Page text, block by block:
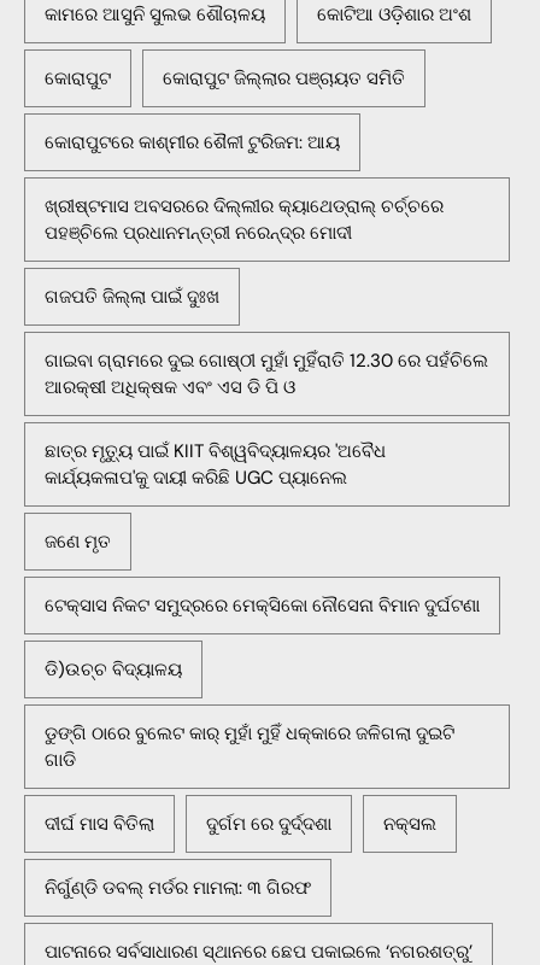
କାମରେ ଆସୁନି ସୁଲଭ ଶୌଚାଳୟ କୋଟିଆ ଓଡ଼ିଶାର ଅଂଶ
କୋରାପୁଟ କୋରାପୁଟ ଜିଲ୍ଲାର ପଞ୍ଚାୟତ ସମିତି
କୋରାପୁଟରେ କାଶ୍ମୀର ଶୈଳୀ ଟୁରିଜମ: ଆୟ
ଖ୍ରୀଷ୍ଟମାସ ଅବସରରେ ଦିଲ୍ଲୀର କ୍ୟାଥେଡ୍ରାଲ୍ ଚର୍ଚ୍ଚରେ
ପହଞ୍ଚିଲେ ପ୍ରଧାନମନ୍ତ୍ରୀ ନରେନ୍ଦ୍ର ମୋଦୀ
ଗଜପତି ଜିଲ୍ଲା ପାଇଁ ଦୁଃଖ
ଗାଇବା ଗ୍ରାମରେ ଦୁଇ ଗୋଷ୍ଠୀ ମୁହାଁ ମୁହିଁରାତି 12.30 ରେ ପହଁଚିଲେ
ଆରକ୍ଷୀ ଅଧିକ୍ଷକ ଏବଂ ଏସ ଡି ପି ଓ
ଛାତ୍ର ମୃତ୍ୟୁ ପାଇଁ KIIT ବିଶ୍ୱବିଦ୍ୟାଳୟର 'ଅବୈଧ
କାର୍ଯ୍ୟକଳାପ'କୁ ଦାୟୀ କରିଛି UGC ପ୍ୟାନେଲ
ଜଣେ ମୃତ
ଟେକ୍ସାସ ନିକଟ ସମୁଦ୍ରରେ ମେକ୍ସିକୋ ନୌସେନା ବିମାନ ଦୁର୍ଘଟଣା
ଡି)ଉଚ୍ଚ ବିଦ୍ୟାଳୟ
ଡୁଙ୍ଗି ଠାରେ ବୁଲେଟ କାର୍ ମୁହାଁ ମୁହିଁ ଧକ୍କାରେ ଜଳିଗଲା ଦୁଇଟି
ଗାଡି
ଦୀର୍ଘ ମାସ ବିତିଲା ଦୁର୍ଗମ ରେ ଦୁର୍ଦ୍ଦଶା ନକ୍ସଲ
ନିର୍ଗୁଣ୍ଡି ଡବଲ୍ ମର୍ଡର ମାମଲା: ୩ ଗିରଫ
ପାଟନାରେ ସର୍ବସାଧାରଣ ସ୍ଥାନରେ ଛେପ ପକାଇଲେ ‘ନଗରଶତ୍ରୁ’